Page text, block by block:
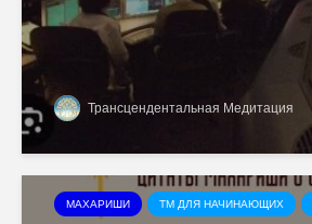
Трансцендентальная Медитация
МАХАРИШИ ТМ ДЛЯ НАЧИНАЮЩИХ